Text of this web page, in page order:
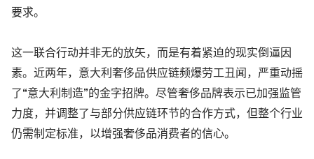
要求。
这一联合行动并非无的放矢，而是有着紧迫的现实倒逼因
素。近两年，意大利奢侈品供应链频爆劳工丑闻，严重动摇
了“意大利制造”的金字招牌。尽管奢侈品牌表示已加强监管
力度，并调整了与部分供应链环节的合作方式，但整个行业
仍需制定标准，以增强奢侈品消费者的信心。